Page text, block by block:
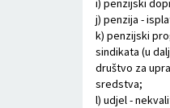
i) penzijski
j) penzija -
k) penzijski
sindikata (u
društvo za
sredstva;
l) udjel -